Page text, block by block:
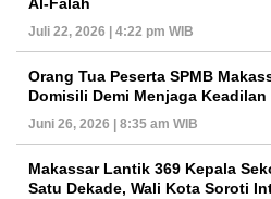
Al-Falah
Juli 22, 2026 | 4:22 pm WIB
Orang Tua Peserta SPMB
Domisili Demi Menjaga Keadilan
Juni 26, 2026 | 8:35 am WIB
Makassar Lantik 369 Kepala
Satu Dekade, Wali Kota Soroti